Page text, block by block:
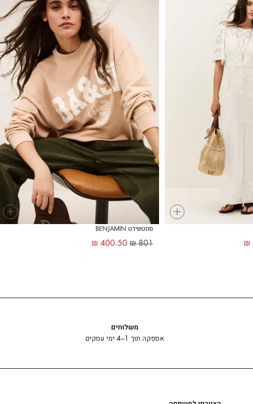
+
₪
+
סווטשירט BENJAMIN
₪801
₪ 400.50
משלוחים
אספקה תוך 1–4 ימי עסקים